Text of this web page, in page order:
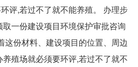
评,若过不了就不能养殖。 办理步
一份建设项目环境保护审批咨询
这份材料、建设项目的位置、周边
殖场就必须要环评,若过不了就不